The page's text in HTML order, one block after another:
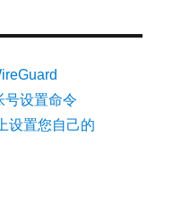
号设置命令
设置您自己的